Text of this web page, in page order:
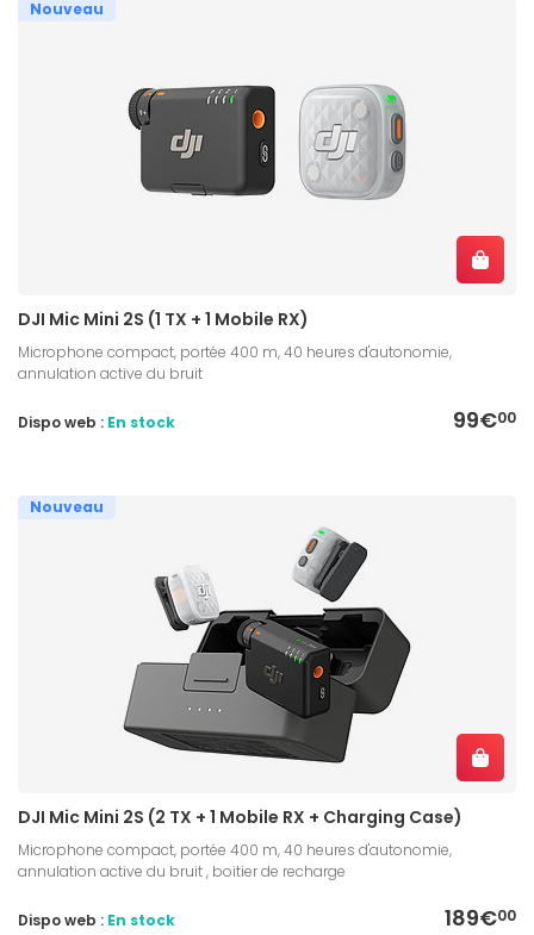
Nouveau
DJI Mic Mini 2S (1 TX + 1 Mobile RX)
Microphone compact, portée 400 m, 40 heures d'autonomie,
annulation active du bruit
99€00
Dispo web : En stock
Nouveau
DJI Mic Mini 2S (2 TX + 1 Mobile RX + Charging Case)
Microphone compact, portée 400 m, 40 heures d'autonomie,
annulation active du bruit , boitier de recharge
189€00
Dispo web : En stock